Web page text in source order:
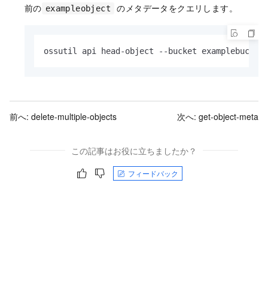
前の exampleobject のメタデータをクエリします。
ossutil api head-object --bucket
前へ: delete-multiple-objects 次へ: get-object-meta
この記事はお役に立ちましたか？
フィードバック